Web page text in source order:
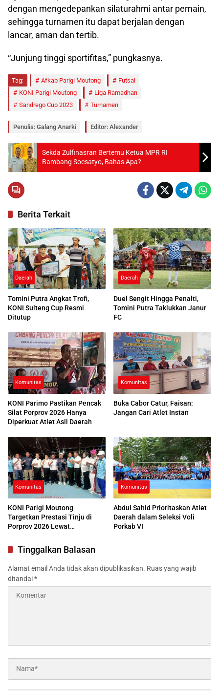
dengan mengedepankan silaturahmi antar pemain,
sehingga turnamen itu dapat berjalan dengan
lancar, aman dan tertib.
“Junjung tinggi sportifitas,” pungkasnya.
Tag: Afkab Parigi Moutong
Futsal
KONI Parigi Moutong
Liga Ramadhan
Sandrego Cup 2023
Turnamen
Penulis: Galang Anarki Editor: Alexander
Sekda Zulfinasran Bertemu Ketua MPR RI
Bambang Soesatyo, Bahas Apa?
Berita Terkait
Daerah
Tomini Putra Angkat Trofi,
KONI Sulteng Cup Resmi
Ditutup
Daerah
Duel Sengit Hingga Penalti,
Tomini Putra Taklukkan Janur
FC
Komunitas
KONI Parimo Pastikan Pencak
Silat Porprov 2026 Hanya
Diperkuat Atlet Asli Daerah
Komunitas
Buka Cabor Catur, Faisan:
Jangan Cari Atlet Instan
Komunitas
KONI Parigi Moutong
Targetkan Prestasi Tinju di
Porprov 2026 Lewat
Komunitas
Abdul Sahid Prioritaskan Atlet
Daerah dalam Seleksi Voli
Porkab VI
Tinggalkan Balasan
Alamat email Anda tidak akan dipublikasikan. Ruas yang wajib
ditandai*